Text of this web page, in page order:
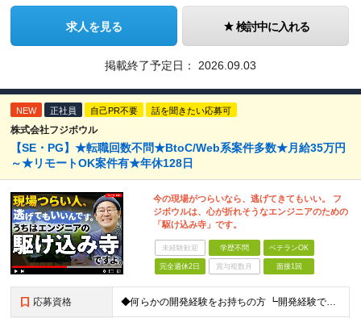
求人を見る 検討中に入れる
掲載終了予定日： 2026.09.03
NEW 正社員 自己PR不要 話を聞きたい応募可
株式会社フジボウル
【SE・PG】★転職回数不問★BtoC/Web系案件多数★月給35万円
～★リモートOK案件有★年休128日
今の現場がつらいなら、逃げてきてもいい。 フ
ジボウルは、心が折れそうなエンジニアのための
「駆け込み寺」です。
未経験歓迎 学歴不問 ベテランOK
完全週休2日 賞与複数月 面接1回
応募資格 ◆何らかの開発経験をお持ちの方 ┗開発経験ではなく、運用・保守経験があるという方も、お気軽にご応募ください！ ┗ブランク・転職回数は不問です！ ┗ネガティブな応募理由も歓迎です！ ※学歴不問 ☆活か